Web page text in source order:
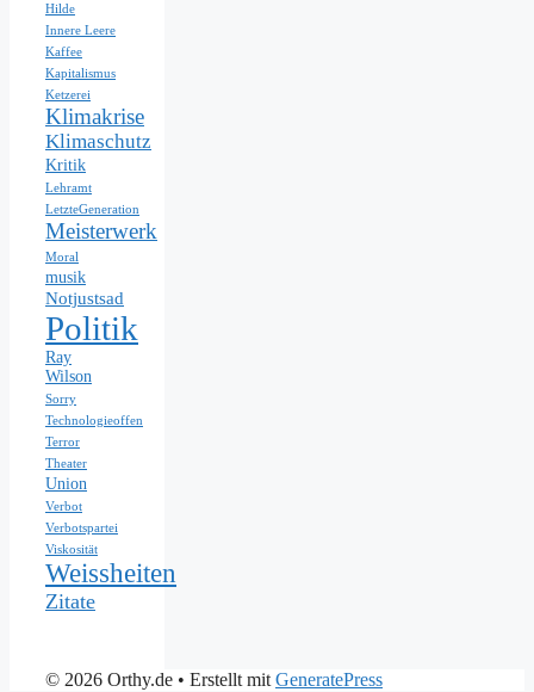
Hilde
Innere Leere
Kaffee
Kapitalismus
Ketzerei
Klimakrise
Klimaschutz
Kritik
Lehramt
LetzteGeneration
Meisterwerk
Moral
musik
Notjustsad
Politik
Ray
Wilson
Sorry
Technologieoffen
Terror
Theater
Union
Verbot
Verbotspartei
Viskosität
Weissheiten
Zitate
© 2026 Orthy.de • Erstellt mit GeneratePress